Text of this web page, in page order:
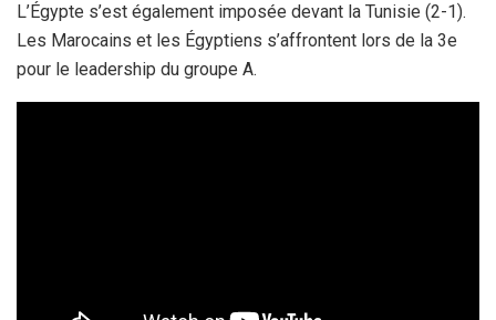
L’Égypte s’est également imposée devant la Tunisie (2-1).
Les Marocains et les Égyptiens s’affrontent lors de la 3e
pour le leadership du groupe A.